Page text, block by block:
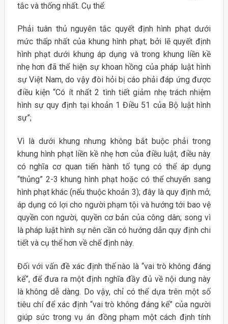
tắc và thống nhất. Cụ thể:
Phải tuân thủ nguyên tắc quyết định hình phạt dưới
mức thấp nhất của khung hình phạt; bởi lẽ quyết định
hình phạt dưới khung áp dụng và trong khung liền kề
nhẹ hơn đã thể hiện sự khoan hồng của pháp luật hình
sự Việt Nam, do vậy đòi hỏi bị cáo phải đáp ứng được
điều kiện “Có ít nhất 2 tình tiết giảm nhẹ trách nhiệm
hình sự quy định tại khoản 1 Điều 51 của Bộ luật hình
sự”;
Vì là dưới khung nhưng không bắt buộc phải trong
khung hình phạt liền kề nhẹ hơn của điều luật, điều này
có nghĩa cơ quan tiến hành tố tụng có thể áp dụng
“thủng” 2-3 khung hình phạt hoặc có thể chuyển sang
hình phạt khác (nếu thuộc khoản 3); đây là quy định mở,
áp dụng có lợi cho người phạm tội và hướng tới bao vệ
quyền con người, quyền cơ bản của công dân; song vì
là pháp luật hình sự nên cần có hướng dẫn quy định chi
tiết và cụ thể hơn về chế định này.
Đối với vấn đề xác định thế nào là “vai trò không đáng
kể”, để đưa ra một định nghĩa đầy đủ về nội dung này
là không dễ dàng. Do vậy, chỉ có thể dựa trên một số
tiêu chí để xác định “vai trò không đáng kể” của người
giúp sức trong vụ án đồng phạm một cách định tính